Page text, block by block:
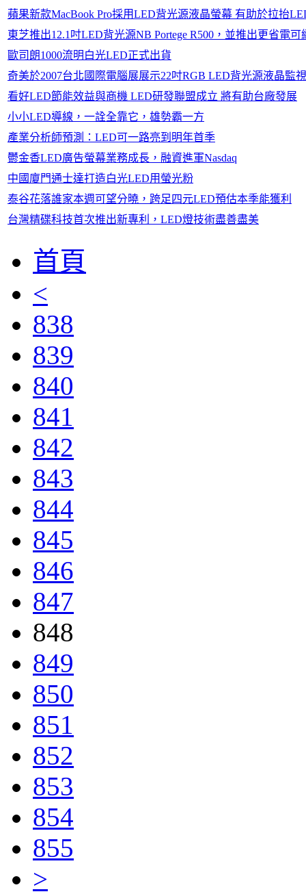
蘋果新款MacBook Pro採用LED背光源液晶螢幕 有助於拉抬
東芝推出12.1吋LED背光源NB Portege R500，並推出更省電可
歐司朗1000流明白光LED正式出貨
奇美於2007台北國際電腦展展示22吋RGB LED背光源液晶監
看好LED節能效益與商機 LED研發聯盟成立 將有助台廠發展
小小LED導線，一詮全靠它，雄勢霸一方
產業分析師預測：LED可一路亮到明年首季
鬱金香LED廣告螢幕業務成長，融資進軍Nasdaq
中國廈門通士達打造白光LED用螢光粉
泰谷花落誰家本週可望分曉，跨足四元LED預估本季能獲利
台灣精碟科技首次推出新專利，LED燈技術盡善盡美
首頁
<
838
839
840
841
842
843
844
845
846
847
848
849
850
851
852
853
854
855
>